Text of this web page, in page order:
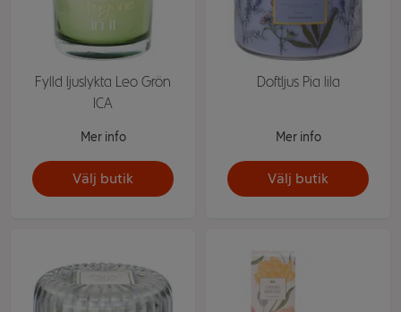
Fylld ljuslykta Leo Grön
ICA
Mer info
Välj butik
Doftljus Pia lila
Mer info
Välj butik